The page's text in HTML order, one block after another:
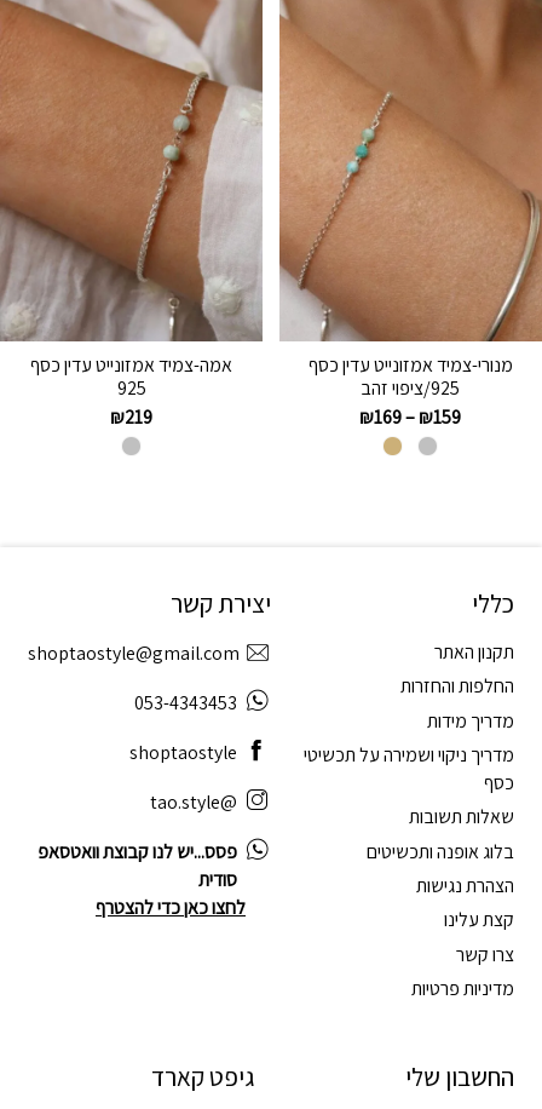
מנורי-צמיד אמזונייט עדין כסף
925/ציפוי זהב
₪159
–
₪169
אמה-צמיד אמזונייט עדין כסף
925
₪219
כללי
תקנון האתר
החלפות והחזרות
מדריך מידות
מדריך ניקוי ושמירה על תכשיטי
כסף
שאלות תשובות
בלוג אופנה ותכשיטים
הצהרת נגישות
קצת עלינו
צרו קשר
מדיניות פרטיות
החשבון שלי
יצירת קשר
shoptaostyle@gmail.com
053-4343453
shoptaostyle
@tao.style
פסס...יש לנו קבוצת וואטסאפ
סודית
לחצו כאן כדי להצטרף
גיפט קארד